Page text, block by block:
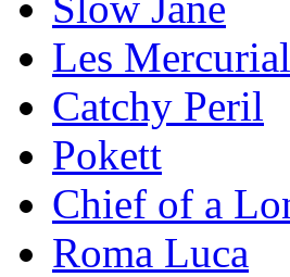
Les
Catchy Peril
Pokett
Chief of a
Roma Luca